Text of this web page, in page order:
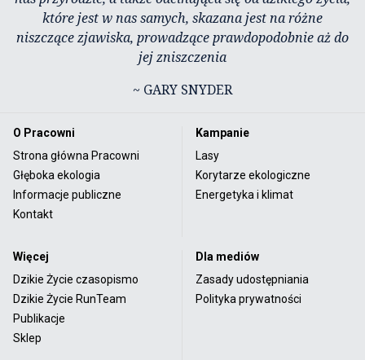
które jest w nas samych, skazana jest na różne
niszczące zjawiska, prowadzące prawdopodobnie aż do
jej zniszczenia
~ GARY SNYDER
O Pracowni
Strona główna Pracowni
Głęboka ekologia
Informacje publiczne
Kontakt
Kampanie
Lasy
Korytarze ekologiczne
Energetyka i klimat
Więcej
Dzikie Życie czasopismo
Dzikie Życie RunTeam
Publikacje
Sklep
Dla mediów
Zasady udostępniania
Polityka prywatności